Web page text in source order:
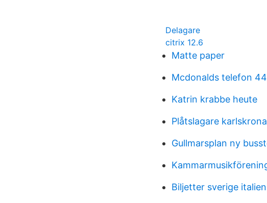
Delagare
citrix 12.6
Matte paper
Mcdonalds telefon
Katrin krabbe heute
Plåtslagare karlskrona
Gullmarsplan ny
Biljetter sverige